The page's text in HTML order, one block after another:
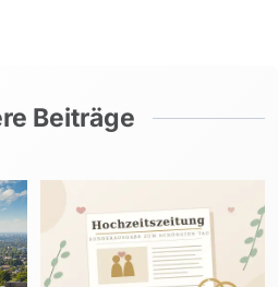
Beiträge